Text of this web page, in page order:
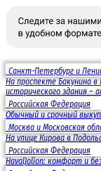
Санкт-Петербург и
На проспекте Бакунина в
исторического здания –
Российская Федерация
Обычный и срочный
Москва и Московская
На улице Кирова в
Российская Федерация
HavalJolion: комфорт и